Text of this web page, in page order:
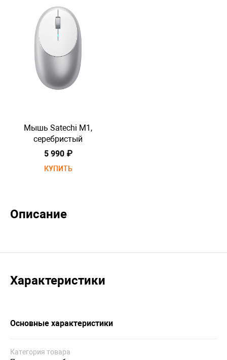
Мышь Satechi M1,
серебристый
5 990 ₽
КУПИТЬ
Описание
Характеристики
Основные характеристики
Категория товара